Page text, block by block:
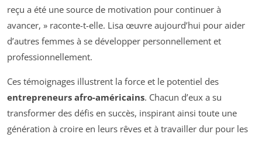
reçu a été une source de motivation pour continuer à
avancer, » raconte-t-elle. Lisa œuvre aujourd’hui pour aider
d’autres femmes à se développer personnellement et
professionnellement.
Ces témoignages illustrent la force et le potentiel des
entrepreneurs afro-américains. Chacun d’eux a su
transformer des défis en succès, inspirant ainsi toute une
génération à croire en leurs rêves et à travailler dur pour les